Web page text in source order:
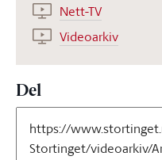
Nett-TV
Videoarkiv
Del